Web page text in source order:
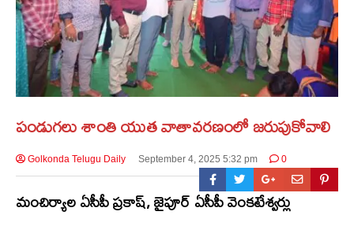
పండుగలు శాంతి యుత వాతావరణంలో జరుపుకోవాలి
Golkonda Telugu Daily September 4, 2025 5:32 pm 0
మంచిర్యాల ఏసీపీ ప్రకాష్, జైపూర్ ఏసీపీ వెంకటేశ్వర్లు